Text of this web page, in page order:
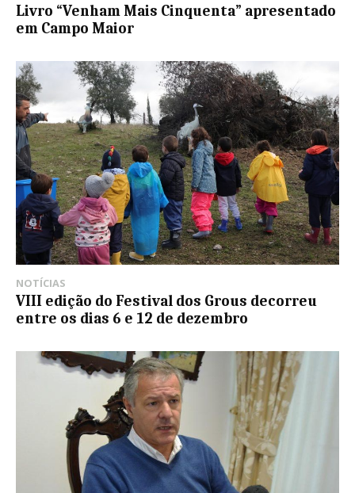
Livro “Venham Mais Cinquenta” apresentado
em Campo Maior
NOTÍCIAS
VIII edição do Festival dos Grous decorreu
entre os dias 6 e 12 de dezembro